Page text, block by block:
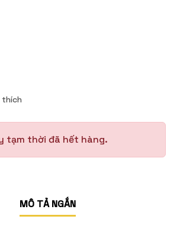
thích
tạm thời đã hết hàng.
MÔ TẢ NGẮN